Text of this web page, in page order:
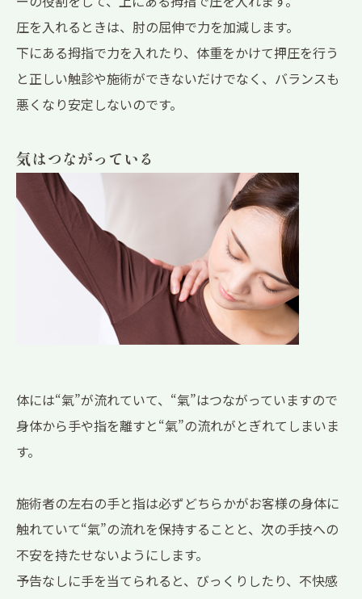
圧を入れるときは、肘の屈伸で力を加減します。
下にある拇指で力を入れたり、体重をかけて押圧を行う
と正しい触診や施術ができないだけでなく、バランスも
悪くなり安定しないのです。
気はつながっている
体には“氣”が流れていて、“氣”はつながっていますので
身体から手や指を離すと“氣”の流れがとぎれてしまいま
す。
施術者の左右の手と指は必ずどちらかがお客様の身体に
触れていて“氣”の流れを保持することと、次の手技への
不安を持たせないようにします。
予告なしに手を当てられると、びっくりしたり、不快感